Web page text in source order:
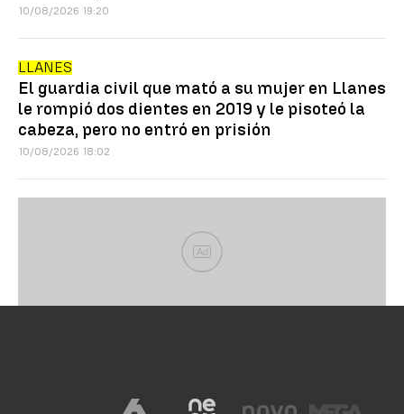
10/08/2026 19:20
LLANES
El guardia civil que mató a su mujer en Llanes
le rompió dos dientes en 2019 y le pisoteó la
cabeza, pero no entró en prisión
10/08/2026 18:02
Ad